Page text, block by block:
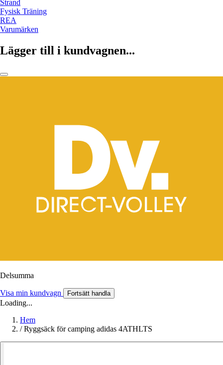
Strand
Fysisk Träning
REA
Varumärken
Lägger till i kundvagnen...
Delsumma
Visa min kundvagn Fortsätt handla
Loading...
Hem
/ Ryggsäck för camping adidas 4ATHLTS